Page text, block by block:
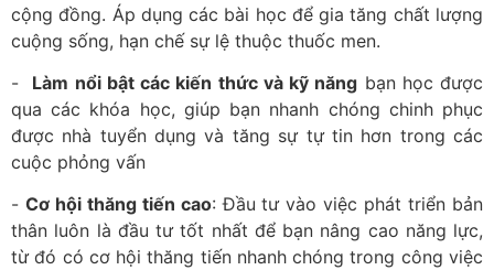
cộng đồng. Áp dụng các bài học để gia tăng chất lượng
cuộng sống, hạn chế sự lệ thuộc thuốc men.
- Làm nổi bật các kiến thức và kỹ năng bạn học được
qua các khóa học, giúp bạn nhanh chóng chinh phục
được nhà tuyển dụng và tăng sự tự tin hơn trong các
cuộc phỏng vấn
- Cơ hội thăng tiến cao: Đầu tư vào việc phát triển bản
thân luôn là đầu tư tốt nhất để bạn nâng cao năng lực,
từ đó có cơ hội thăng tiến nhanh chóng trong công việc